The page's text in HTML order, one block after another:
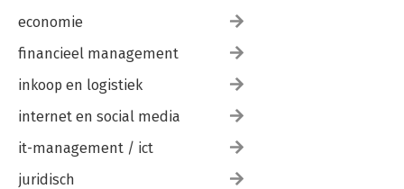
economie
financieel management
inkoop en logistiek
internet en social media
it-management / ict
juridisch